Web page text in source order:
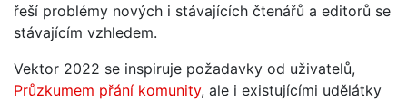
řeší problémy nových i stávajících čtenářů a editorů se
stávajícím vzhledem.
Vektor 2022 se inspiruje požadavky od uživatelů,
Průzkumem přání komunity, ale i existujícími udělátky